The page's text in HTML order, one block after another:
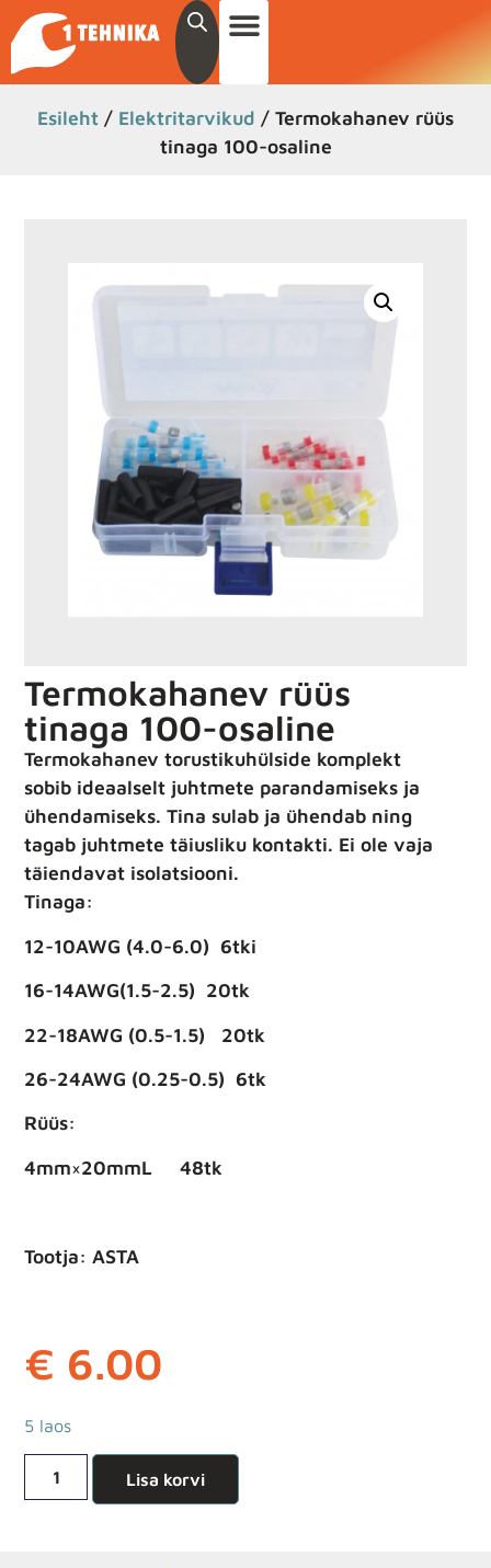
Esileht / Elektritarvikud / Termokahanev rüüs
tinaga 100-osaline
Termokahanev rüüs
tinaga 100-osaline
Termokahanev torustikuhülside komplekt
sobib ideaalselt juhtmete parandamiseks ja
ühendamiseks. Tina sulab ja ühendab ning
tagab juhtmete täiusliku kontakti. Ei ole vaja
täiendavat isolatsiooni.
Tinaga:
12-10AWG (4.0-6.0) 6tki
16-14AWG(1.5-2.5) 20tk
22-18AWG (0.5-1.5) 20tk
26-24AWG (0.25-0.5) 6tk
Rüüs:
4mm×20mmL 48tk
Tootja: ASTA
€ 6.00
5 laos
Lisa korvi